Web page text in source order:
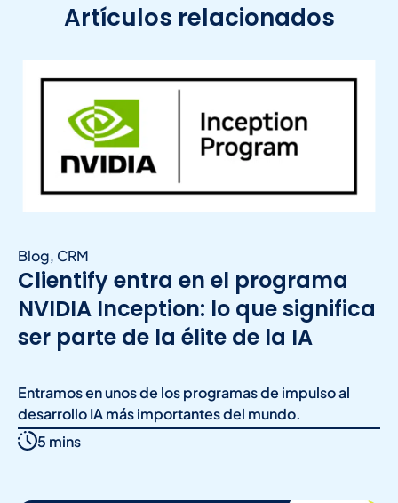
Artículos relacionados
Blog, CRM
Clientify entra en el programa
NVIDIA Inception: lo que significa
ser parte de la élite de la IA
Entramos en unos de los programas de impulso al
desarrollo IA más importantes del mundo.
5 mins